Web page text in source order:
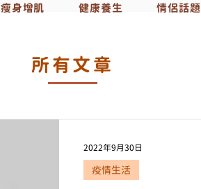
瘦身增肌 健康養生 情侶話題
所有文章
疫情生活
2022年9月30日